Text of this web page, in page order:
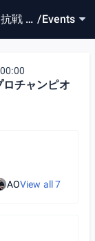
戦 2 /Events
チャンピオ
AOView all7